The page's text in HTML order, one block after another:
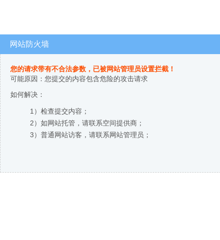
网站防火墙
您的请求带有不合法参数，已被网站管理员设置拦截！
可能原因：您提交的内容包含危险的攻击请求
如何解决：
1）检查提交内容；
2）如网站托管，请联系空间提供商；
3）普通网站访客，请联系网站管理员；